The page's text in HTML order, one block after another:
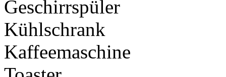
Geschirrspüler
Kühlschrank
Kaffeemaschine